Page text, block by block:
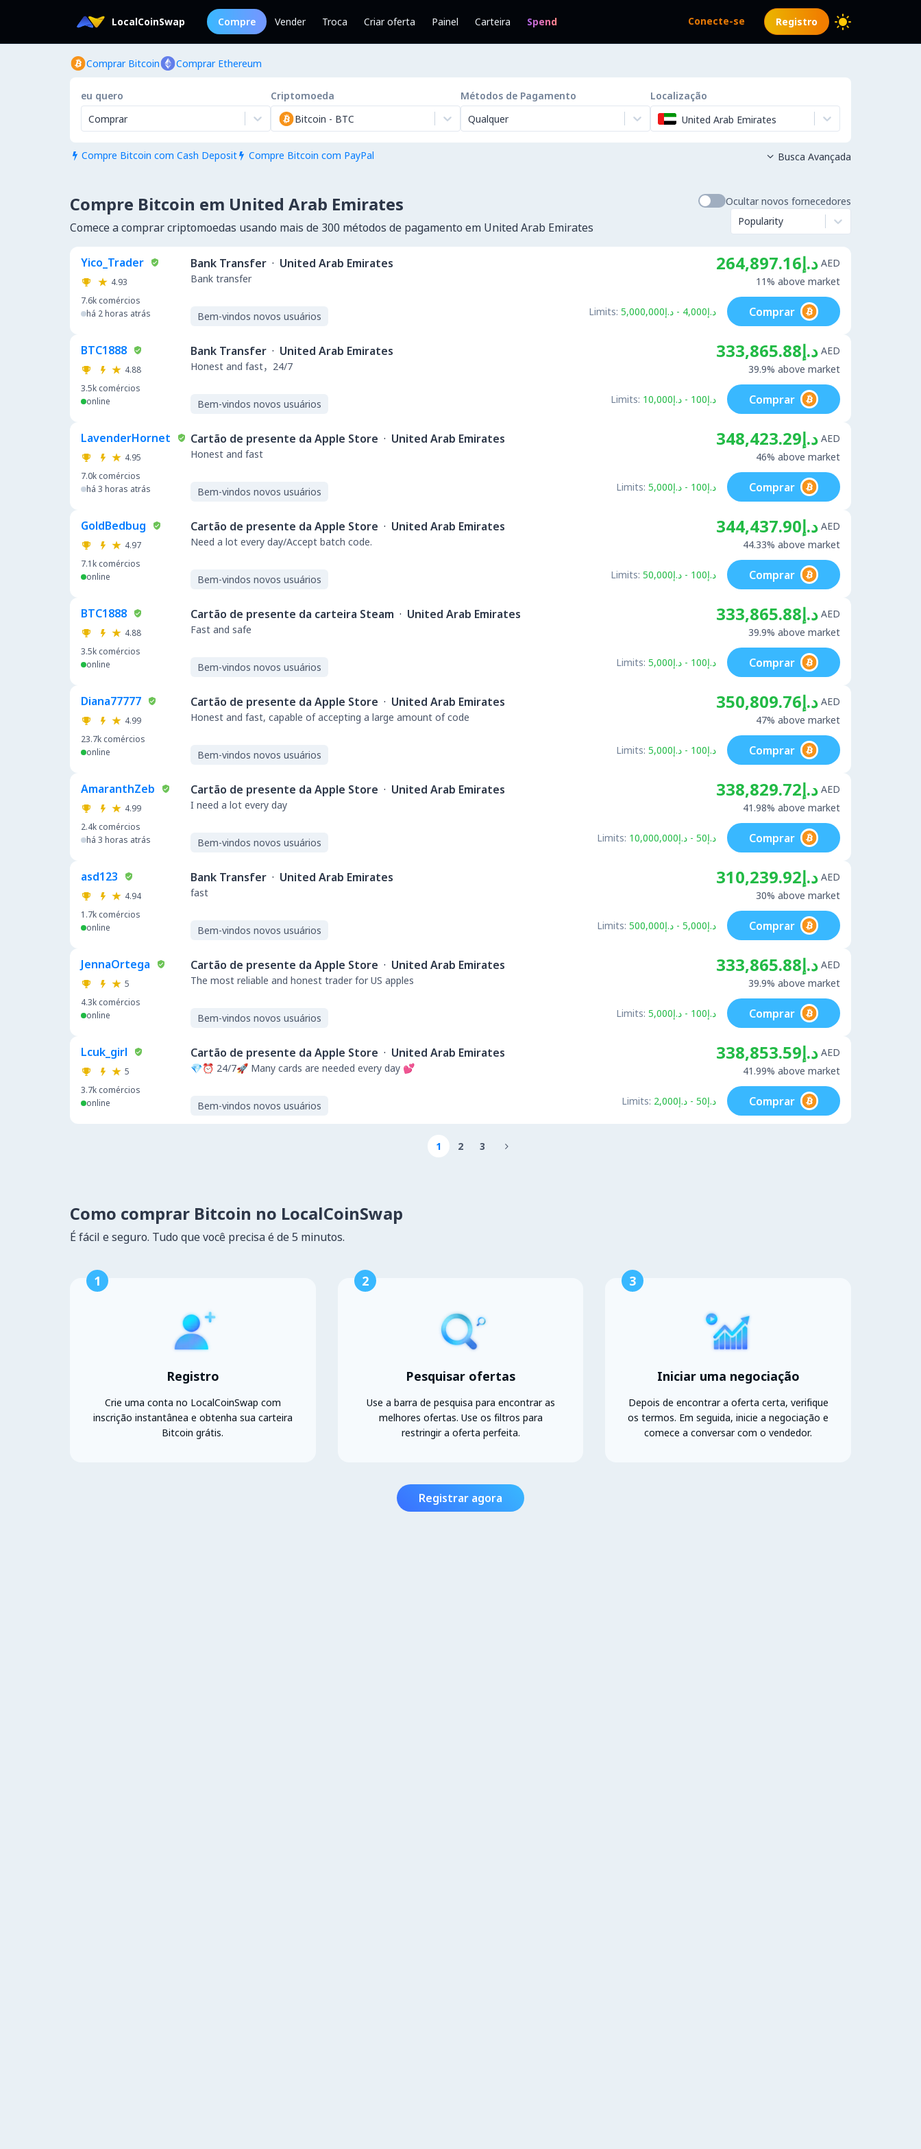
LocalCoinSwap Compre Vender Troca Criar oferta Painel Carteira Spend Conecte-se Registro
Comprar Bitcoin Comprar Ethereum
eu quero
Comprar
Criptomoeda
Bitcoin - BTC
Métodos de Pagamento
Qualquer
Localização
United Arab Emirates
 Compre Bitcoin com Cash Deposit  Compre Bitcoin com PayPal  Busca Avançada
Compre Bitcoin em United Arab Emirates
Comece a comprar criptomoedas usando mais de 300 métodos de pagamento em United Arab Emirates
Ocultar novos fornecedores
Popularity
Yico_Trader
4.93
7.6k comércios
há 2 horas atrás
Bank Transfer · United Arab Emirates
Bank transfer
Bem-vindos novos usuários
د.إ264,897.16 AED
11% above market
Limits: د.إ4,000 - د.إ5,000,000 Comprar
BTC1888
4.88
3.5k comércios
online
Bank Transfer · United Arab Emirates
Honest and fast，24/7
Bem-vindos novos usuários
د.إ333,865.88 AED
39.9% above market
Limits: د.إ100 - د.إ10,000 Comprar
LavenderHornet
4.95
7.0k comércios
há 3 horas atrás
Cartão de presente da Apple Store · United Arab Emirates
Honest and fast
Bem-vindos novos usuários
د.إ348,423.29 AED
46% above market
Limits: د.إ100 - د.إ5,000 Comprar
GoldBedbug
4.97
7.1k comércios
online
Cartão de presente da Apple Store · United Arab Emirates
Need a lot every day/Accept batch code.
Bem-vindos novos usuários
د.إ344,437.90 AED
44.33% above market
Limits: د.إ100 - د.إ50,000 Comprar
BTC1888
4.88
3.5k comércios
online
Cartão de presente da carteira Steam · United Arab Emirates
Fast and safe
Bem-vindos novos usuários
د.إ333,865.88 AED
39.9% above market
Limits: د.إ100 - د.إ5,000 Comprar
Diana77777
4.99
23.7k comércios
online
Cartão de presente da Apple Store · United Arab Emirates
Honest and fast, capable of accepting a large amount of code
Bem-vindos novos usuários
د.إ350,809.76 AED
47% above market
Limits: د.إ100 - د.إ5,000 Comprar
AmaranthZeb
4.99
2.4k comércios
há 3 horas atrás
Cartão de presente da Apple Store · United Arab Emirates
I need a lot every day
Bem-vindos novos usuários
د.إ338,829.72 AED
41.98% above market
Limits: د.إ50 - د.إ10,000,000 Comprar
asd123
4.94
1.7k comércios
online
Bank Transfer · United Arab Emirates
fast
Bem-vindos novos usuários
د.إ310,239.92 AED
30% above market
Limits: د.إ5,000 - د.إ500,000 Comprar
JennaOrtega
5
4.3k comércios
online
Cartão de presente da Apple Store · United Arab Emirates
The most reliable and honest trader for US apples
Bem-vindos novos usuários
د.إ333,865.88 AED
39.9% above market
Limits: د.إ100 - د.إ5,000 Comprar
Lcuk_girl
5
3.7k comércios
online
Cartão de presente da Apple Store · United Arab Emirates
💎⏰ 24/7🚀 Many cards are needed every day 💕
Bem-vindos novos usuários
د.إ338,853.59 AED
41.99% above market
Limits: د.إ50 - د.إ2,000 Comprar
1 2 3 
Como comprar Bitcoin no LocalCoinSwap
É fácil e seguro. Tudo que você precisa é de 5 minutos.
1
Registro
Crie uma conta no LocalCoinSwap com
inscrição instantânea e obtenha sua carteira
Bitcoin grátis.
2
Pesquisar ofertas
Use a barra de pesquisa para encontrar as
melhores ofertas. Use os filtros para
restringir a oferta perfeita.
3
Iniciar uma negociação
Depois de encontrar a oferta certa, verifique
os termos. Em seguida, inicie a negociação e
comece a conversar com o vendedor.
Registrar agora